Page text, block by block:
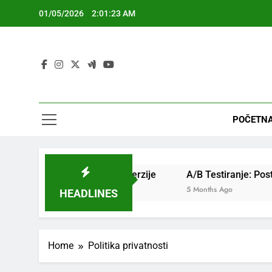
01/05/2026 2:01:24 AM
HEADLINES
i stope konverzije A/B Testiranje:
5 Months Ago
Home Politika privatnosti